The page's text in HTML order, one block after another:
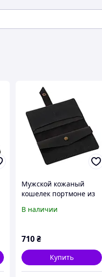
Мужской кожаный
кошелек портмоне из
ручной работы синий
В наличии
710₴
Купить